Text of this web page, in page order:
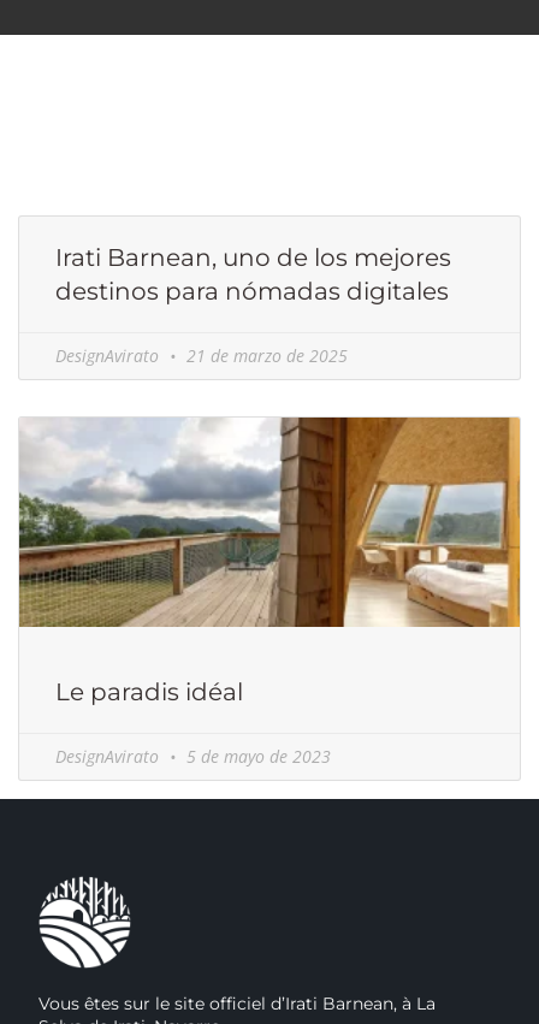
Irati Barnean, uno de los mejores
destinos para nómadas digitales
DesignAvirato 21 de marzo de 2025
Le paradis idéal
DesignAvirato 5 de mayo de 2023
Vous êtes sur le site officiel d’Irati Barnean, à La